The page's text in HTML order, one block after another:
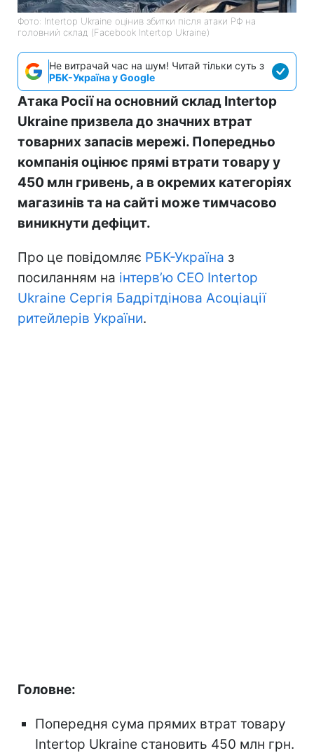
Фото: Intertop Ukraine оцінив збитки після атаки РФ на
головний склад (Facebook Intertop Ukraine)
Не витрачай час на шум! Читай тільки суть з
РБК-Україна у Google
Атака Росії на основний склад Intertop
Ukraine призвела до значних втрат
товарних запасів мережі. Попередньо
компанія оцінює прямі втрати товару у
450 млн гривень, а в окремих категоріях
магазинів та на сайті може тимчасово
виникнути дефіцит.
Про це повідомляє РБК-Україна з
посиланням на інтерв’ю CEO Intertop
Ukraine Сергія Бадрітдінова Асоціації
ритейлерів України.
Головне:
Попередня сума прямих втрат товару
Intertop Ukraine становить 450 млн грн.